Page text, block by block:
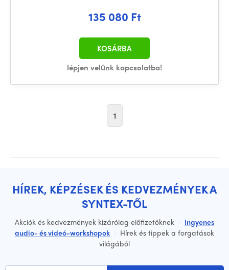
135 080 Ft
lépjen velünk kapcsolatba!
KOSÁRBA
1
HÍREK, KÉPZÉSEK ÉS KEDVEZMÉNYEK A
SYNTEX-TŐL
Akciók és kedvezmények kizárólag előfizetőknek · Ingyenes
audio- és videó-workshopok · Hírek és tippek a forgatások
világából